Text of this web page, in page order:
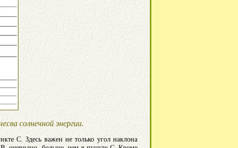
солнечной энергии.
С. Здесь важен не только угол наклона